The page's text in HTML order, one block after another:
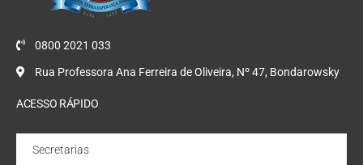
0800 2021 033
Rua Professora Ana Ferreira de Oliveira, Nº 47, Bondarowsky
ACESSO RÁPIDO
Secretarias